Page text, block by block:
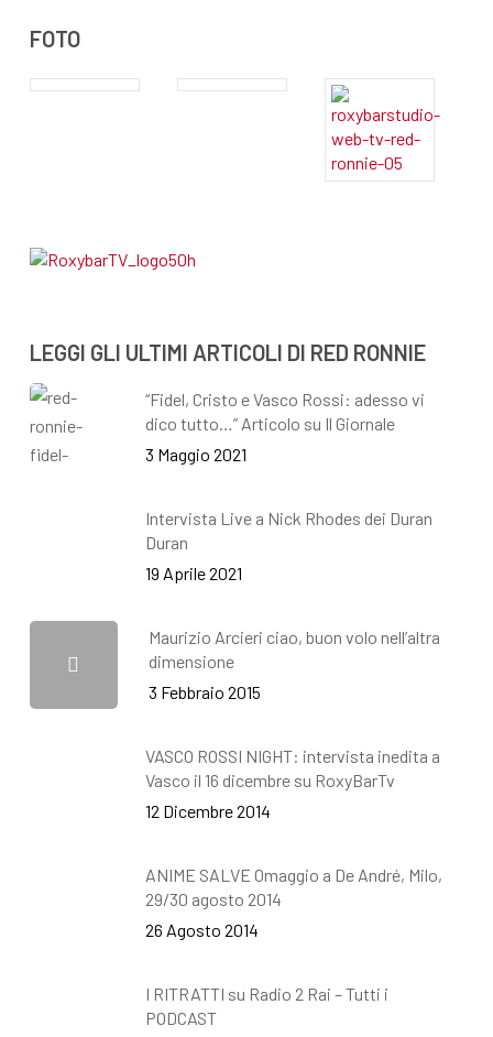
FOTO
LEGGI GLI ULTIMI ARTICOLI DI RED RONNIE
“Fidel, Cristo e Vasco Rossi: adesso vi
dico tutto…” Articolo su Il Giornale
3 Maggio 2021
Intervista Live a Nick Rhodes dei Duran
Duran
19 Aprile 2021
Maurizio Arcieri ciao, buon volo nell’altra
dimensione
3 Febbraio 2015
VASCO ROSSI NIGHT: intervista inedita a
Vasco il 16 dicembre su RoxyBarTv
12 Dicembre 2014
ANIME SALVE Omaggio a De André, Milo,
29/30 agosto 2014
26 Agosto 2014
I RITRATTI su Radio 2 Rai – Tutti i
PODCAST